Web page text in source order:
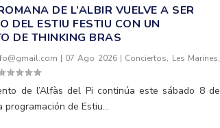
DE L’ALBIR VUELVE A SER
DEL ESTIU FESTIU CON UN
DE THINKING BRAS
| 07 Ago 2026| Conciertos, Les Marines,
de l’Alfàs del Pi continúa este sábado 8 de
programación de Estiu...